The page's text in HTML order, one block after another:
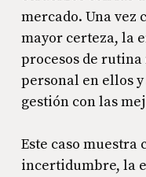
mercado. Una vez
mayor certeza, la
procesos de
personal en ellos
gestión con las
Este caso muestra
incertidumbre, la